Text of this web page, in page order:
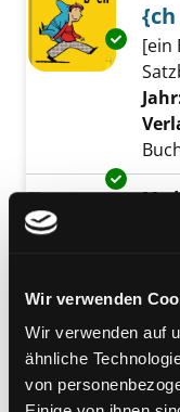
Wir verwenden
Wir verwenden auf
ähnliche
von
[ein